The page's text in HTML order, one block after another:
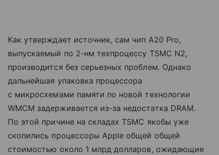
Как утверждает источник, сам чип A20 Pro,
выпускаемый по 2-нм техпроцессу TSMC N2,
производится без серьезных проблем. Однако
дальнейшая упаковка процессора
с микросхемами памяти по новой технологии
WMCM задерживается из-за недостатка DRAM.
По этой причине на складах TSMC якобы уже
скопились процессоры Apple общей общей
стоимостью около 1 млрд долларов, ожидающие